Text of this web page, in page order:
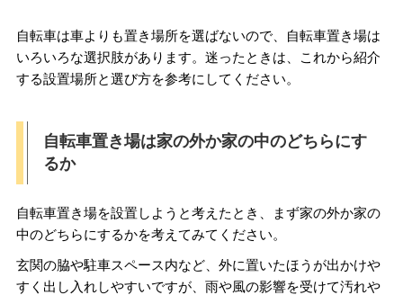
自転車は車よりも置き場所を選ばないので、自転車置き場は
いろいろな選択肢があります。迷ったときは、これから紹介
する設置場所と選び方を参考にしてください。
自転車置き場は家の外か家の中のどちらにす
るか
自転車置き場を設置しようと考えたとき、まず家の外か家の
中のどちらにするかを考えてみてください。
玄関の脇や駐車スペース内など、外に置いたほうが出かけや
すく出し入れしやすいですが、雨や風の影響を受けて汚れや